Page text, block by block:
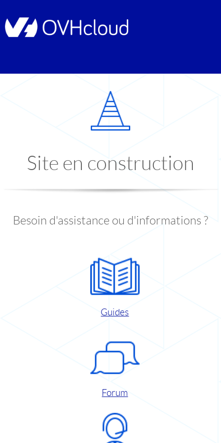
Site en construction
Besoin d'assistance ou d'informations ?
Guides
Forum